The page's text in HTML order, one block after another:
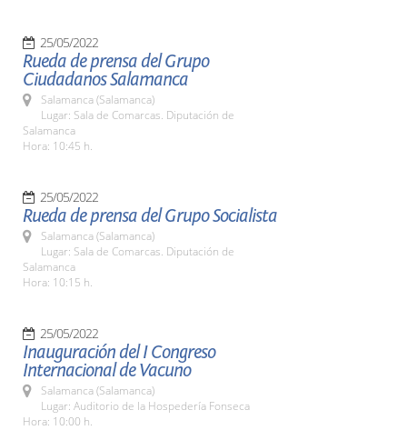
25/05/2022
Rueda de prensa del Grupo
Ciudadanos Salamanca
Salamanca (Salamanca)
Lugar: Sala de Comarcas. Diputación de
Salamanca
Hora: 10:45 h.
25/05/2022
Rueda de prensa del Grupo Socialista
Salamanca (Salamanca)
Lugar: Sala de Comarcas. Diputación de
Salamanca
Hora: 10:15 h.
25/05/2022
Inauguración del I Congreso
Internacional de Vacuno
Salamanca (Salamanca)
Lugar: Auditorio de la Hospedería Fonseca
Hora: 10:00 h.